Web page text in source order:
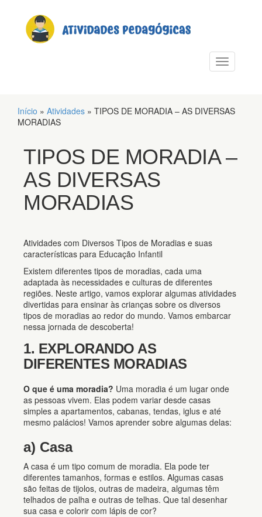
Alternar
Início » Atividades » TIPOS DE MORADIA – AS DIVERSAS
MORADIAS
TIPOS DE MORADIA –
AS DIVERSAS
MORADIAS
Atividades com Diversos Tipos de Moradias e suas
características para Educação Infantil
Existem diferentes tipos de moradias, cada uma
adaptada às necessidades e culturas de diferentes
regiões. Neste artigo, vamos explorar algumas atividades
divertidas para ensinar às crianças sobre os diversos
tipos de moradias ao redor do mundo. Vamos embarcar
nessa jornada de descoberta!
1. EXPLORANDO AS
DIFERENTES MORADIAS
O que é uma moradia? Uma moradia é um lugar onde
as pessoas vivem. Elas podem variar desde casas
simples a apartamentos, cabanas, tendas, iglus e até
mesmo palácios! Vamos aprender sobre algumas delas:
a) Casa
A casa é um tipo comum de moradia. Ela pode ter
diferentes tamanhos, formas e estilos. Algumas casas
são feitas de tijolos, outras de madeira, algumas têm
telhados de palha e outras de telhas. Que tal desenhar
sua casa e colorir com lápis de cor?